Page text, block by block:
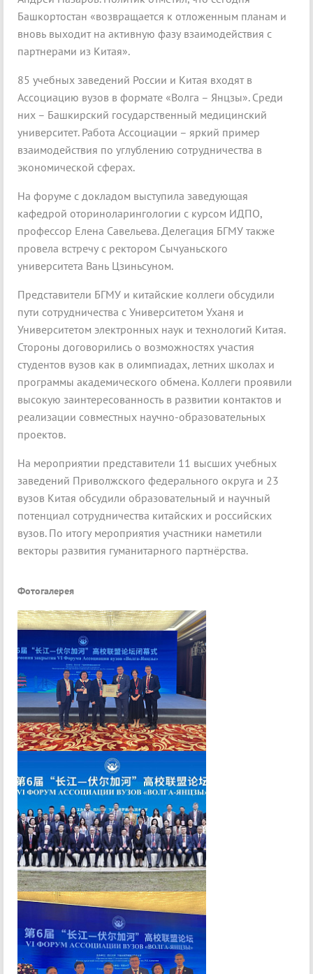
Башкортостан «возвращается к отложенным планам и
вновь выходит на активную фазу взаимодействия с
партнерами из Китая».
85 учебных заведений России и Китая входят в
Ассоциацию вузов в формате «Волга – Янцзы». Среди
них – Башкирский государственный медицинский
университет. Работа Ассоциации – яркий пример
взаимодействия по углублению сотрудничества в
экономической сферах.
На форуме с докладом выступила заведующая
кафедрой оториноларингологии с курсом ИДПО,
профессор Елена Савельева. Делегация БГМУ также
провела встречу с ректором Сычуаньского
университета Вань Цзиньсуном.
Представители БГМУ и китайские коллеги обсудили
пути сотрудничества с Университетом Уханя и
Университетом электронных наук и технологий Китая.
Стороны договорились о возможностях участия
студентов вузов как в олимпиадах, летних школах и
программы академического обмена. Коллеги проявили
высокую заинтересованность в развитии контактов и
реализации совместных научно-образовательных
проектов.
На мероприятии представители 11 высших учебных
заведений Приволжского федерального округа и 23
вузов Китая обсудили образовательный и научный
потенциал сотрудничества китайских и российских
вузов. По итогу мероприятия участники наметили
векторы развития гуманитарного партнёрства.
Фотогалерея